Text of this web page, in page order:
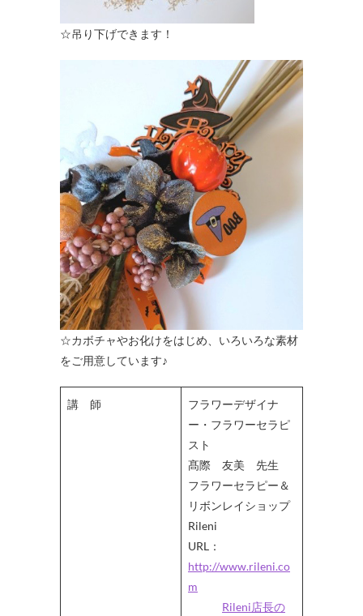
☆吊り下げできます！
☆カボチャやお化けをはじめ、いろいろな素材
をご用意しています♪
講 師
フラワーデザイナ
ー・フラワーセラピ
スト
髙際 友美 先生
フラワーセラピー＆
リボンレイショップ
Rileni
URL：
http://www.rileni.co
m
Rileni店長の